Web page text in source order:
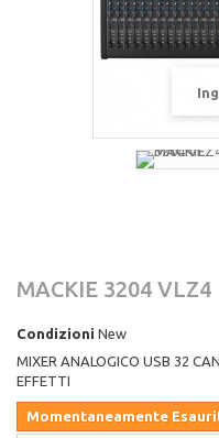
MACKIE 3204 VLZ4
Condizioni New
MIXER ANALOGICO USB 32
EFFETTI
Momentaneamente